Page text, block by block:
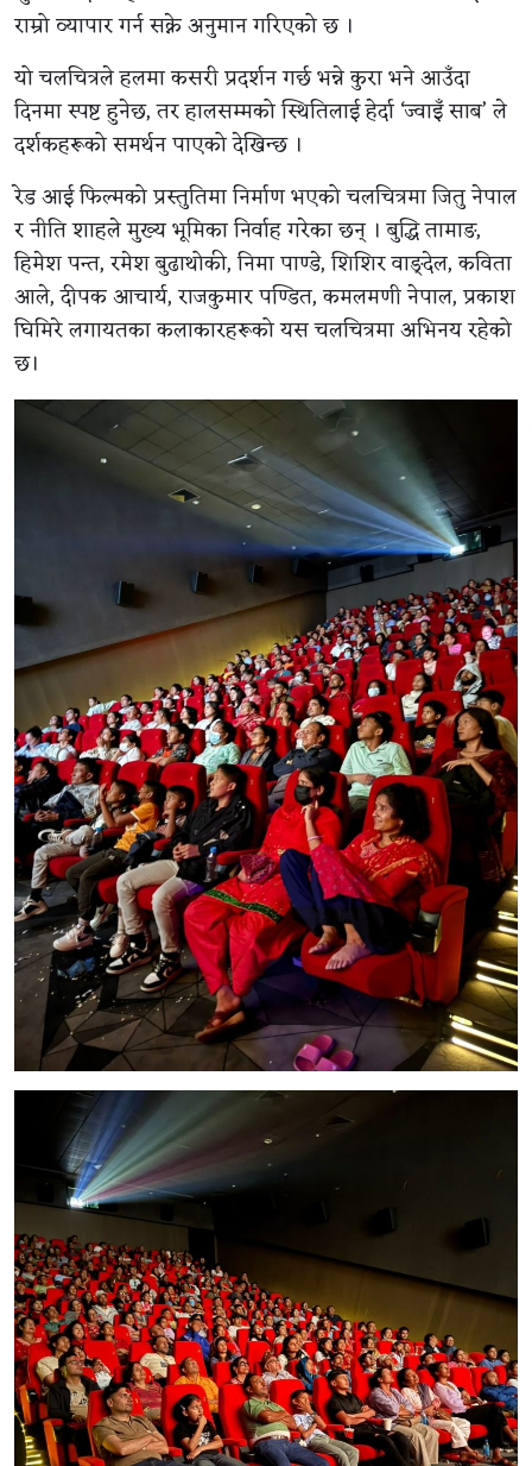
राम्रो व्यापार गर्न सक्ने अनुमान गरिएको छ ।
यो चलचित्रले हलमा कसरी प्रदर्शन गर्छ भन्ने कुरा भने आउँदा
दिनमा स्पष्ट हुनेछ, तर हालसम्मको स्थितिलाई हेर्दा ‘ज्वाइँ साब’ ले
दर्शकहरूको समर्थन पाएको देखिन्छ ।
रेड आई फिल्मको प्रस्तुतिमा निर्माण भएको चलचित्रमा जितु नेपाल
र नीति शाहले मुख्य भूमिका निर्वाह गरेका छन् । बुद्धि तामाङ,
हिमेश पन्त, रमेश बुढाथोकी, निमा पाण्डे, शिशिर वाङ्देल, कविता
आले, दीपक आचार्य, राजकुमार पण्डित, कमलमणी नेपाल, प्रकाश
घिमिरे लगायतका कलाकारहरूको यस चलचित्रमा अभिनय रहेको
छ।